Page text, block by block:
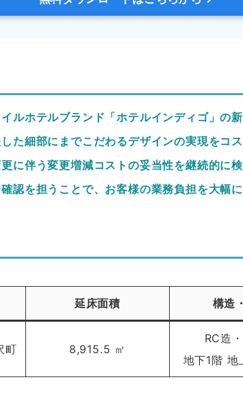
ルホテルブランド「ホテルインディゴ」の
た細部にまでこだわるデザインの実現をコ
に伴う変更増減コストの妥当性を継続的に
認を担うことで、お客様の業務負担を大幅
延床面積 構造
町 8,915.5 ㎡
RC造
地下1階